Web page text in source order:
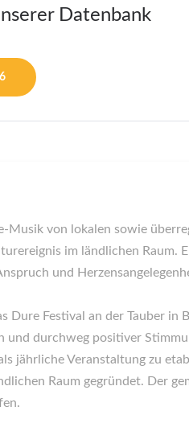
Datenbank
Musik von lokalen sowie
im ländlichen Raum.
und
Dure Festival an der Tauber in
durchweg positiver
jährliche Veranstaltung zu
Raum gegründet. Der